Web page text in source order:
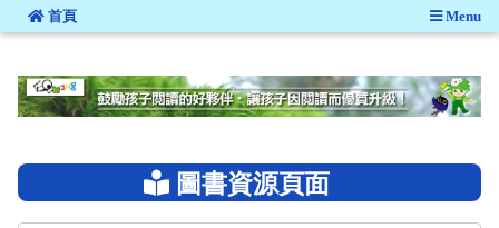
::: 首頁 Menu
圖書資源頁面